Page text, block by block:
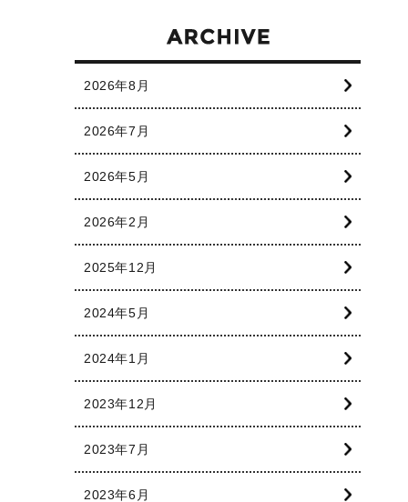
2026年8月
2026年7月
2026年5月
2026年2月
2025年12月
2024年5月
2024年1月
2023年12月
2023年7月
2023年6月